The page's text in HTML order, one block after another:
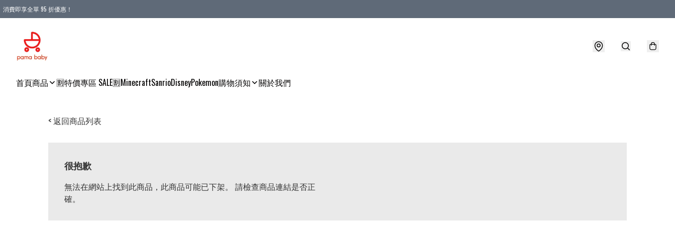
消費即享全單 95 折優惠！
首頁商品 🈹特價專區 SALE🈹MinecraftSanrioDisneyPokemon購物須知 關於我們
< 返回商品列表
很抱歉
無法在網站上找到此商品，此商品可能已下架。 請檢查商品連結是否正
確。